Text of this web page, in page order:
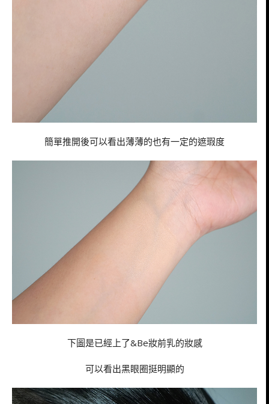
簡單推開後可以看出薄薄的也有一定的遮瑕度
下圖是已經上了&Be妝前乳的妝感
可以看出黑眼圈挺明顯的